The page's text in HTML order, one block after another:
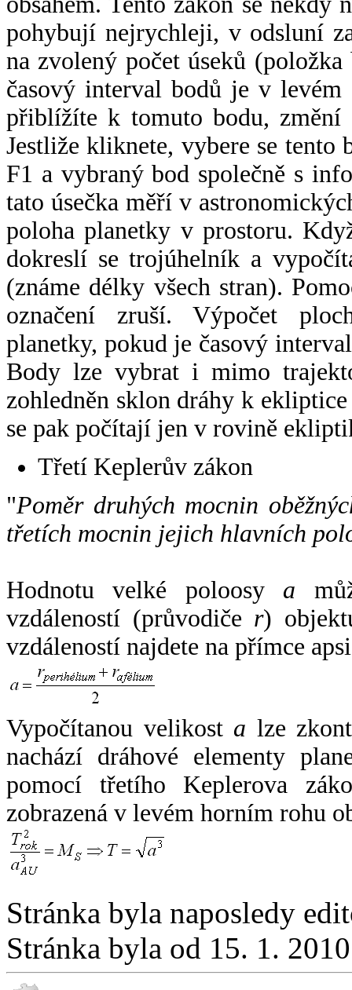
pohybují nejrychleji, v odsluní
na zvolený počet úseků
časový interval bodů je v
přiblížíte k tomuto bodu,
Jestliže kliknete, vybere se tento
F1 a vybraný bod společně s
tato úsečka měří v
poloha planetky v prostoru.
dokreslí se trojúhelník a
(známe délky všech stran).
označení zruší. Výpočet
planetky, pokud je časový
Body lze vybrat i mimo
zohledněn sklon dráhy k
se pak počítají jen v rovině
Třetí Keplerův zákon
"Poměr druhých mocnin
třetích mocnin jejich hlavních
Hodnotu velké poloosy a
vzdáleností (průvodiče r)
vzdáleností najdete na přímce
Vypočítanou velikost a lze
nachází dráhové elementy
pomocí třetího Keplerova
zobrazená v levém horním rohu
Stránka byla naposledy
Stránka byla od 15. 1.